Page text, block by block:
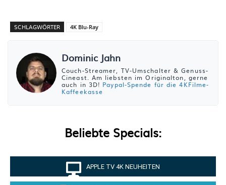
SCHLAGWÖRTER 4K Blu-Ray
Dominic Jahn
Couch-Streamer, TV-Umschalter & Genuss-
Cineast. Am liebsten im Originalton, gerne
auch in 3D! Paypal-Spende für die 4KFilme-
Kaffeekasse
Beliebte Specials:
APPLE TV 4K NEUHEITEN